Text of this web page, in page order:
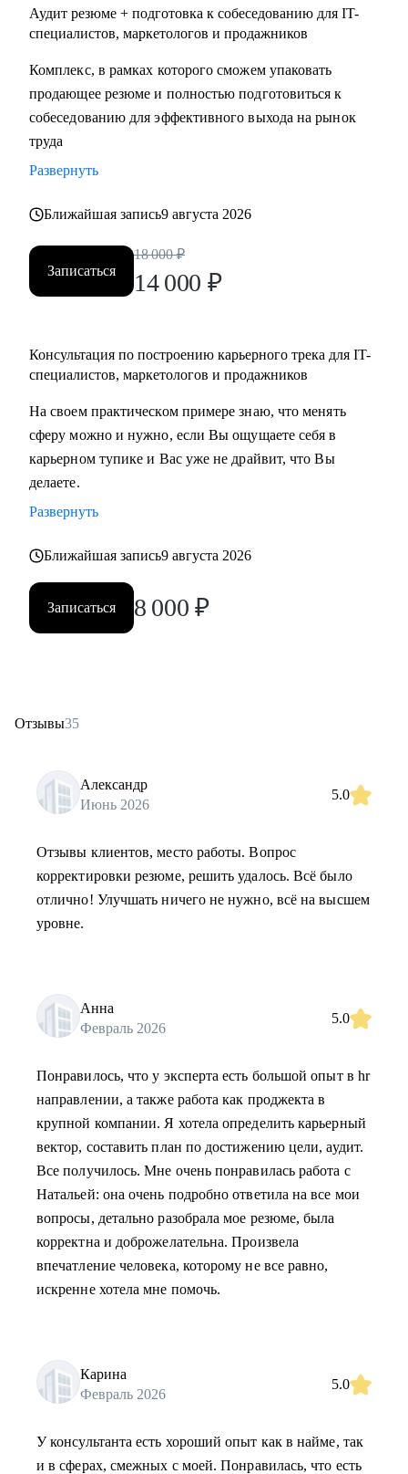
Аудит резюме + подготовка к собеседованию для IT-
специалистов, маркетологов и продажников
Комплекс, в рамках которого сможем упаковать
продающее резюме и полностью подготовиться к
собеседованию для эффективного выхода на рынок
труда
Развернуть
Ближайшая запись9 августа 2026
Записаться
18 000 ₽
14 000 ₽
Консультация по построению карьерного трека для IT-
специалистов, маркетологов и продажников
На своем практическом примере знаю, что менять
сферу можно и нужно, если Вы ощущаете себя в
карьерном тупике и Вас уже не драйвит, что Вы
делаете.
Развернуть
Ближайшая запись9 августа 2026
Записаться 8 000 ₽
Отзывы35
Александр
Июнь 2026
5.0
Отзывы клиентов, место работы. Вопрос
корректировки резюме, решить удалось. Всё было
отлично! Улучшать ничего не нужно, всё на высшем
уровне.
Анна
Февраль 2026
5.0
Понравилось, что у эксперта есть большой опыт в hr
направлении, а также работа как проджекта в
крупной компании. Я хотела определить карьерный
вектор, составить план по достижению цели, аудит.
Все получилось. Мне очень понравилась работа с
Натальей: она очень подробно ответила на все мои
вопросы, детально разобрала мое резюме, была
корректна и доброжелательна. Произвела
впечатление человека, которому не все равно,
искренне хотела мне помочь.
Карина
Февраль 2026
5.0
У консультанта есть хороший опыт как в найме, так
и в сферах, смежных с моей. Понравилась, что есть